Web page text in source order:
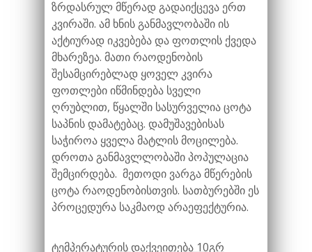
ზრდასრულ მწერად გადაიქცევა ერთ
კვირაში. ამ ხნის განმავლობაში ის
აქტიურად იკვებება და ფოთლის ქვედა
მხარეზეა. მათი რაოდენობის
შესამცირებლად ყოველ კვირა
ფოთლები იწმინდება სველი
ღრუბლით, წყალში სასურველია ცოტა
საპნის დამატებაც. დამუშავებისას
საჭიროა ყველა მატლის მოცილება.
დროთა განმავლლობაში პოპულაცია
შემცირდება. მეთოდი ვარგა მწერების
ცოტა რაოდენობისთვის. სათბურებში ეს
პროცედურა საკმაოდ არაეფექტურია.
ტემპერატურის დაქვეითება 10გრ